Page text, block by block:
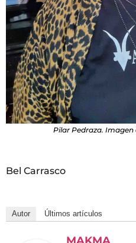
Pilar Pedraza.
Bel Carrasco
Autor Últimos artículos
MAKMA